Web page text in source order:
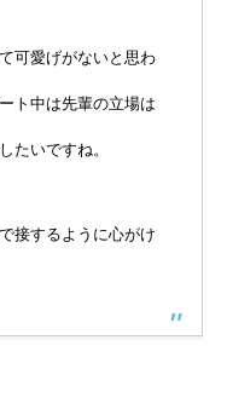
可愛げがないと思わ
ト中は先輩の立場は
たいですね。
接するように心がけ